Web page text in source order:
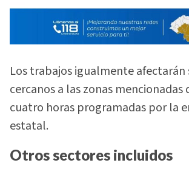
Los trabajos igualmente afectarán
cercanos a las zonas
cuatro horas programadas por la
estatal.
Otros sectores incluidos